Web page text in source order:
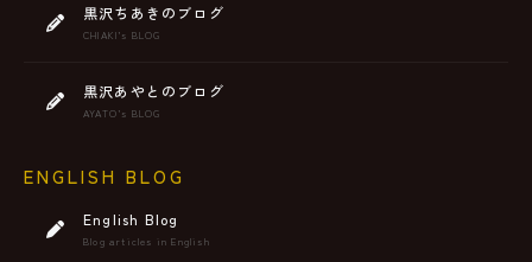
黒沢ちあきのブログ
CHIAKI’s BLOG
黒沢あやとのブログ
AYATO’s BLOG
ENGLISH BLOG
English Blog
Blog articles in English